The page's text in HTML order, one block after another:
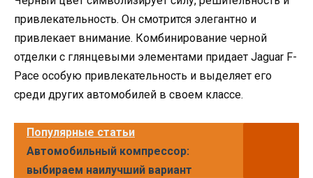
привлекательность. Он смотрится элегантно и
привлекает внимание. Комбинирование черной
отделки с глянцевыми элементами придает Jaguar F-
Pace особую привлекательность и выделяет его
среди других автомобилей в своем классе.
Популярные статьи
Автомобильный компрессор:
выбираем наилучший вариант